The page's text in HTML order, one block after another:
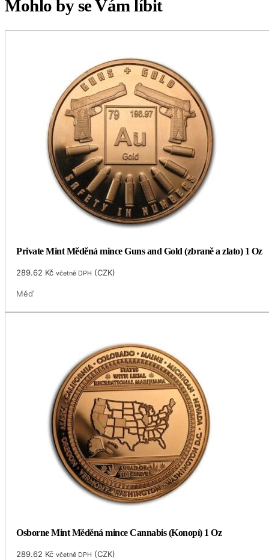
Mohlo by se Vám líbit
Private Mint Měděná mince Guns and Gold (zbraně a zlato) 1 Oz
289.62 Kč včetně DPH (CZK)
Měď
Osborne Mint Měděná mince Cannabis (Konopí) 1 Oz
289.62 Kč včetně DPH (CZK)